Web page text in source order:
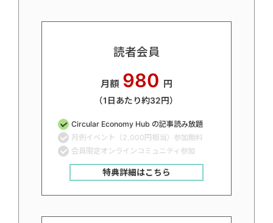
読者会員
月額 980 円
（1日あたり約32円）
Circular Economy Hub の記事読み放題
月例イベント（2,000円相当）参加無料
会員限定オンラインコミュニティ参加
特典詳細はこちら